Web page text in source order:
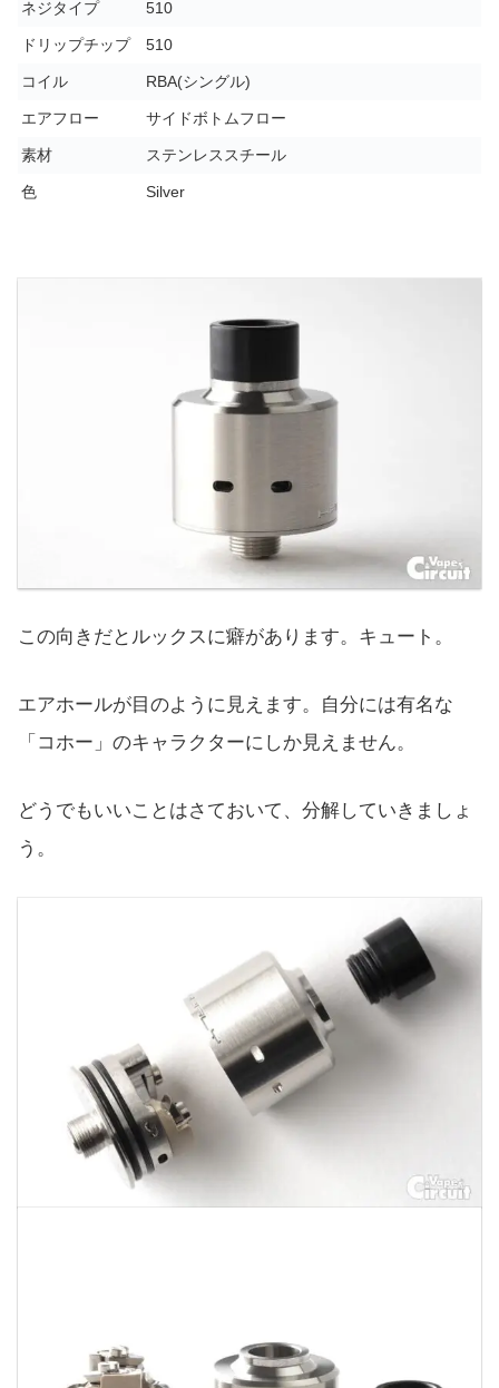
ネジタイプ 510
ドリップチップ 510
コイル RBA(シングル)
エアフロー サイドボトムフロー
素材 ステンレススチール
色 Silver
この向きだとルックスに癖があります。キュート。
エアホールが目のように見えます。自分には有名な
「コホー」のキャラクターにしか見えません。
どうでもいいことはさておいて、分解していきましょ
う。